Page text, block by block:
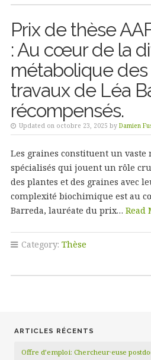
Prix de thèse
: Au cœur de la
métabolique des
travaux de Léa
récompensés.
Updated on octobre 23, 2025 by Damien
Les graines constituent un vaste
spécialisés qui jouent un rôle
des plantes et des graines avec
complexité biochimique est au
Barreda, lauréate du prix… Read
Category: Thèse
ARTICLES RÉCENTS
Offre d’emploi: Chercheur·euse